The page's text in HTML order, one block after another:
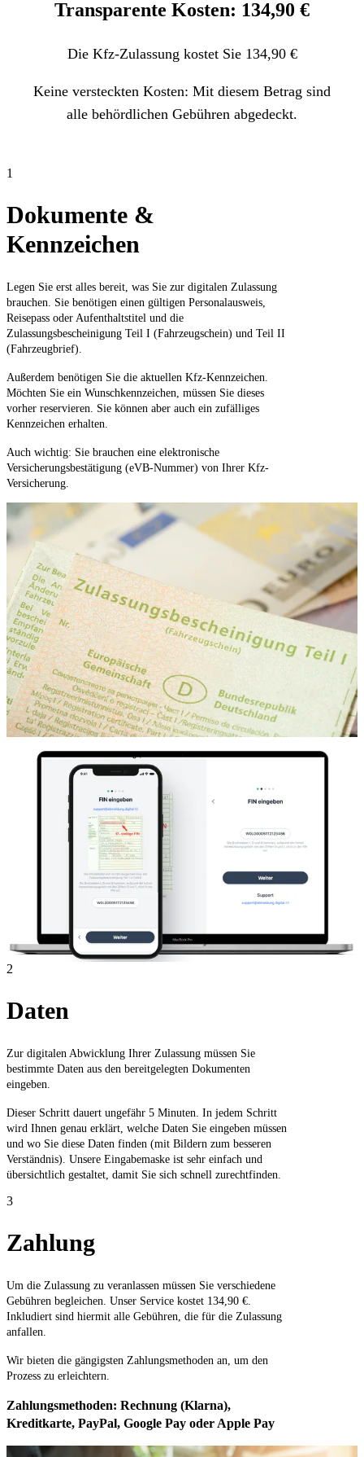
Transparente Kosten: 134,90 €
Die Kfz-Zulassung kostet Sie 134,90 €
Keine versteckten Kosten: Mit diesem Betrag sind
alle behördlichen Gebühren abgedeckt.
1
Dokumente &
Kennzeichen
Legen Sie erst alles bereit, was Sie zur digitalen Zulassung
brauchen. Sie benötigen einen gültigen Personalausweis,
Reisepass oder Aufenthaltstitel und die
Zulassungsbescheinigung Teil I (Fahrzeugschein) und Teil II
(Fahrzeugbrief).
Außerdem benötigen Sie die aktuellen Kfz-Kennzeichen.
Möchten Sie ein Wunschkennzeichen, müssen Sie dieses
vorher reservieren. Sie können aber auch ein zufälliges
Kennzeichen erhalten.
Auch wichtig: Sie brauchen eine elektronische
Versicherungsbestätigung (eVB-Nummer) von Ihrer Kfz-
Versicherung.
2
Daten
Zur digitalen Abwicklung Ihrer Zulassung müssen Sie
bestimmte Daten aus den bereitgelegten Dokumenten
eingeben.
Dieser Schritt dauert ungefähr 5 Minuten. In jedem Schritt
wird Ihnen genau erklärt, welche Daten Sie eingeben müssen
und wo Sie diese Daten finden (mit Bildern zum besseren
Verständnis). Unsere Eingabemaske ist sehr einfach und
übersichtlich gestaltet, damit Sie sich schnell zurechtfinden.
3
Zahlung
Um die Zulassung zu veranlassen müssen Sie verschiedene
Gebühren begleichen. Unser Service kostet 134,90 €.
Inkludiert sind hiermit alle Gebühren, die für die Zulassung
anfallen.
Wir bieten die gängigsten Zahlungsmethoden an, um den
Prozess zu erleichtern.
Zahlungsmethoden: Rechnung (Klarna),
Kreditkarte, PayPal, Google Pay oder Apple Pay